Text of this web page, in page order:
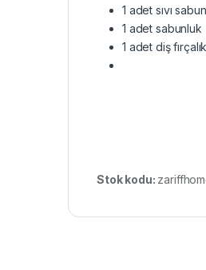
1 adet sıvı
1 adet sabunluk
1 adet diş fırçalık
Stok kodu: